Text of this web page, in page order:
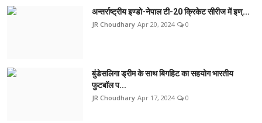
अन्तर्राष्ट्रीय इण्डो-नेपाल टी-20 क्रिकेट सीरीज में इण्...
JR Choudhary Apr 20, 2024 0
बुंडेसलिगा ड्रीम के साथ बिगहिट का सहयोग भारतीय
फुटबॉल प...
JR Choudhary Apr 17, 2024 0